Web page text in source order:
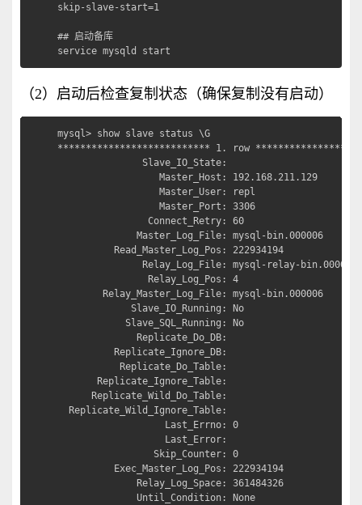
skip-slave-start=1
## 启动备库
service mysqld start
（2）启动后检查复制状态（确保复制没有启动）
mysql> show slave status \G
*************************** 1. row
Slave_IO_State:
Master_Host: 192.168.211.129
Master_User: repl
Master_Port: 3306
Connect_Retry: 60
Master_Log_File: mysql-bin.000006
Read_Master_Log_Pos: 222934194
Relay_Log_File: mysql-relay-bin.000008
Relay_Log_Pos: 4
Relay_Master_Log_File: mysql-bin.000006
Slave_IO_Running: No
Slave_SQL_Running: No
Replicate_Do_DB:
Replicate_Ignore_DB:
Replicate_Do_Table:
Replicate_Ignore_Table:
Replicate_Wild_Do_Table:
Replicate_Wild_Ignore_Table:
Last_Errno: 0
Last_Error:
Skip_Counter: 0
Exec_Master_Log_Pos: 222934194
Relay_Log_Space: 361484326
Until_Condition: None